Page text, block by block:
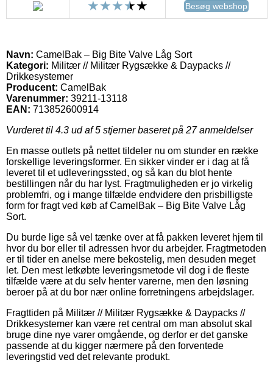
Besøg webshop
Navn: CamelBak – Big Bite Valve Låg Sort
Kategori: Militær // Militær Rygsække & Daypacks //
Drikkesystemer
Producent: CamelBak
Varenummer: 39211-13118
EAN: 713852600914
Vurderet til 4.3 ud af 5 stjerner baseret på 27anmeldelser
En masse outlets på nettet tildeler nu om stunder en række
forskellige leveringsformer. En sikker vinder er i dag at få
leveret til et udleveringssted, og så kan du blot hente
bestillingen når du har lyst. Fragtmuligheden er jo virkelig
problemfri, og i mange tilfælde endvidere den prisbilligste
form for fragt ved køb af CamelBak – Big Bite Valve Låg
Sort.
Du burde lige så vel tænke over at få pakken leveret hjem til
hvor du bor eller til adressen hvor du arbejder. Fragtmetoden
er til tider en anelse mere bekostelig, men desuden meget
let. Den mest letkøbte leveringsmetode vil dog i de fleste
tilfælde være at du selv henter varerne, men den løsning
beroer på at du bor nær online forretningens arbejdslager.
Fragttiden på Militær // Militær Rygsække & Daypacks //
Drikkesystemer kan være ret central om man absolut skal
bruge dine nye varer omgående, og derfor er det ganske
passende at du kigger nærmere på den forventede
leveringstid ved det relevante produkt.